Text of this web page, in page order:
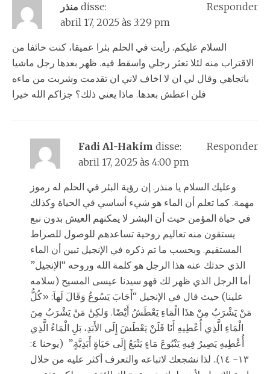
منذر disse:
abril 17, 2025 às 3:29 pm
السلام عليكم. رأيت في الحلم بئرا عميقا، كنت خائفا من
الاقتراب منه لئلا تعثر رجلي واسقط فيه. ظهر بعدها رجل ماشيا
باتجاهي وقال لي ان لا اخاف لاني ان تقدمت وشربت من ماءه
فلن اعطش بعدها. ماذا يعني ذلك؟ جزاكم الله خيرا
Responder
Fadi Al-Hakim disse:
abril 17, 2025 às 4:00 pm
وعليك السلام يا منذر. إن رؤية البئر في الحلم له رموز
مهمة. كما تعلم أن الماء هو شيء أساسي في الحياة وكذلك
في حياة المؤمن حيث أن البشر لا يمكنهم العيش بدون نبع
يستقون منه تعاليم روحية تساعدهم للوصول للصراط
المستقيم. وبحسب ما تم ذكره في الإنجيل تبين أن الماء
الذي حدثك عنه هذا الرجل هو كلمة الله وروحه “الإنجيل”
أما الرجل الذي ظهر لك فهو سيدنا عيسى المسيح (سلامه
علينا) حيث قال في الإنجيل “أَجَابَ يَسُوعُ وَقَالَ لَهاَ: «كُلُّ
مَنْ يَشْرَبُ مِنْ هذَا الْمَاءِ يَعْطَشُ أَيْضًا. وَلكِنْ مَنْ يَشْرَبُ مِنَ
الْمَاءِ الَّذِي أُعْطِيهِ أَنَا فَلَنْ يَعْطَشَ إِلَى الأَبَدِ، بَلِ الْمَاءُ الَّذِي
أُعْطِيهِ يَصِيرُ فِيهِ يَنْبُوعَ مَاءٍ يَنْبَعُ إِلَى حَيَاةٍ أَبَدِيَّةٍ.” (يوحنا ٤:
١٣- ١٤).. لذا نشجعك لاتباعه والتعرف أكثر عليه من خلال
Responder